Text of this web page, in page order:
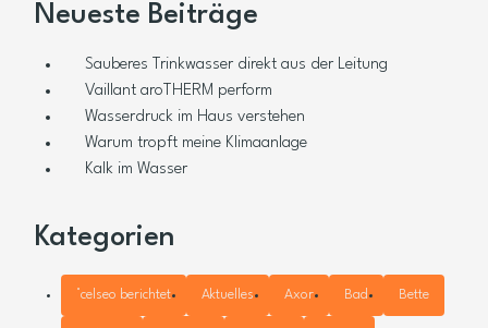
Neueste Beiträge
Sauberes Trinkwasser direkt aus der Leitung
Vaillant aroTHERM perform
Wasserdruck im Haus verstehen
Warum tropft meine Klimaanlage
Kalk im Wasser
Kategorien
°celseo berichtet Aktuelles Axor Bad Bette